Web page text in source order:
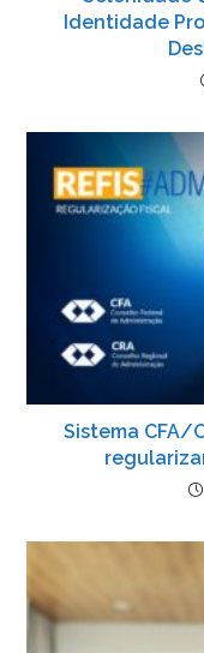
Identidade
Sistema CFA/